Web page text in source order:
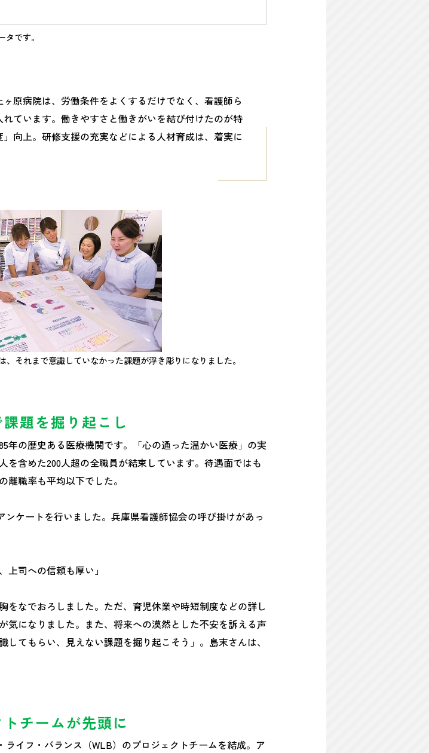
です。
原病院は、労働条件をよくするだけでなく、看護師ら
ています。働きやすさと働きがいを結び付けたのが特
向上。研修支援の充実などによる人材育成は、着実に
それまで意識していなかった課題が浮き彫りになりました。
題を掘り起こし
年の歴史ある医療機関です。「心の通った温かい医療」の実
含めた200人超の全職員が結束しています。待遇面ではも
職率も平均以下でした。
ンケートを行いました。兵庫県看護師協会の呼び掛けがあっ
上司への信頼も厚い」
をなでおろしました。ただ、育児休業や時短制度などの詳し
気になりました。また、将来への漠然とした不安を訴える声
てもらい、見えない課題を掘り起こそう」。島末さんは、
チームが先頭に
イフ・バランス（WLB）のプロジェクトチームを結成。ア